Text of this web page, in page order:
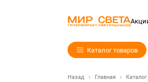
Каталог товаров
Назад Главная Каталог